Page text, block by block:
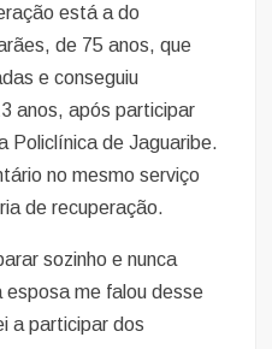
está a do
de 75 anos, que
e conseguiu
anos, após participar
Policlínica de Jaguaribe.
no mesmo serviço
de recuperação.
sozinho e nunca
esposa me falou desse
a participar dos